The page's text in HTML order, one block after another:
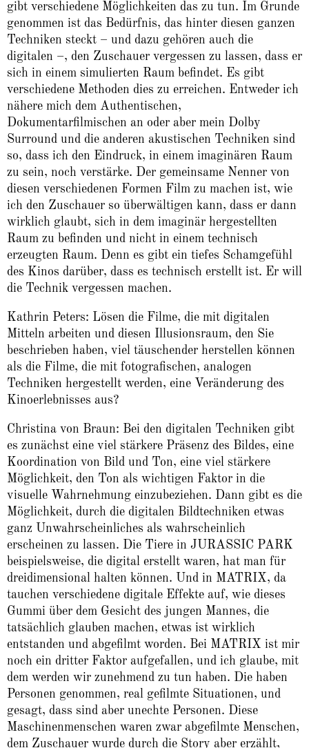
gibt verschiedene Möglichkeiten das zu tun. Im Grunde
genommen ist das Bedürfnis, das hinter diesen ganzen
Techniken steckt – und dazu gehören auch die
digitalen –, den Zuschauer vergessen zu lassen, dass er
sich in einem simulierten Raum befindet. Es gibt
verschiedene Methoden dies zu erreichen. Entweder ich
nähere mich dem Authentischen,
Dokumentarfilmischen an oder aber mein Dolby
Surround und die anderen akustischen Techniken sind
so, dass ich den Eindruck, in einem imaginären Raum
zu sein, noch verstärke. Der gemeinsame Nenner von
diesen verschiedenen Formen Film zu machen ist, wie
ich den Zuschauer so überwältigen kann, dass er dann
wirklich glaubt, sich in dem imaginär hergestellten
Raum zu befinden und nicht in einem technisch
erzeugten Raum. Denn es gibt ein tiefes Schamgefühl
des Kinos darüber, dass es technisch erstellt ist. Er will
die Technik vergessen machen.
Kathrin Peters: Lösen die Filme, die mit digitalen
Mitteln arbeiten und diesen Illusionsraum, den Sie
beschrieben haben, viel täuschender herstellen können
als die Filme, die mit fotografischen, analogen
Techniken hergestellt werden, eine Veränderung des
Kinoerlebnisses aus?
Christina von Braun: Bei den digitalen Techniken gibt
es zunächst eine viel stärkere Präsenz des Bildes, eine
Koordination von Bild und Ton, eine viel stärkere
Möglichkeit, den Ton als wichtigen Faktor in die
visuelle Wahrnehmung einzubeziehen. Dann gibt es die
Möglichkeit, durch die digitalen Bildtechniken etwas
ganz Unwahrscheinliches als wahrscheinlich
erscheinen zu lassen. Die Tiere in JURASSIC PARK
beispielsweise, die digital erstellt waren, hat man für
dreidimensional halten können. Und in MATRIX, da
tauchen verschiedene digitale Effekte auf, wie dieses
Gummi über dem Gesicht des jungen Mannes, die
tatsächlich glauben machen, etwas ist wirklich
entstanden und abgefilmt worden. Bei MATRIX ist mir
noch ein dritter Faktor aufgefallen, und ich glaube, mit
dem werden wir zunehmend zu tun haben. Die haben
Personen genommen, real gefilmte Situationen, und
gesagt, dass sind aber unechte Personen. Diese
Maschinenmenschen waren zwar abgefilmte Menschen,
dem Zuschauer wurde durch die Story aber erzählt,